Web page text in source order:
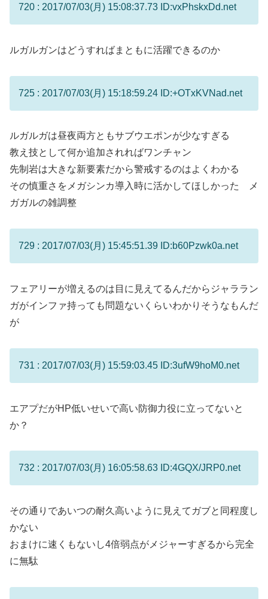
720 : 2017/07/03(月) 15:08:37.73 ID:vxPhskxDd.net
ルガルガンはどうすればまともに活躍できるのか
725 : 2017/07/03(月) 15:18:59.24 ID:+OTxKVNad.net
ルガルガは昼夜両方ともサブウエポンが少なすぎる
教え技として何か追加されればワンチャン
先制岩は大きな新要素だから警戒するのはよくわかる
その慎重さをメガシンカ導入時に活かしてほしかった メ
ガガルの雑調整
729 : 2017/07/03(月) 15:45:51.39 ID:b60Pzwk0a.net
フェアリーが増えるのは目に見えてるんだからジャララン
ガがインファ持っても問題ないくらいわかりそうなもんだ
が
731 : 2017/07/03(月) 15:59:03.45 ID:3ufW9hoM0.net
エアプだがHP低いせいで高い防御力役に立ってないと
か？
732 : 2017/07/03(月) 16:05:58.63 ID:4GQX/JRP0.net
その通りであいつの耐久高いように見えてガブと同程度し
かない
おまけに速くもないし4倍弱点がメジャーすぎるから完全
に無駄